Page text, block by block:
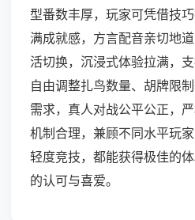
型番数丰厚，玩家可凭借技
满成就感，方言配音亲切地
活切换，沉浸式体验拉满，
自由调整扎鸟数量、胡牌限
需求，真人对战公平公正，
机制合理，兼顾不同水平玩
轻度竞技，都能获得极佳的
的认可与喜爱。